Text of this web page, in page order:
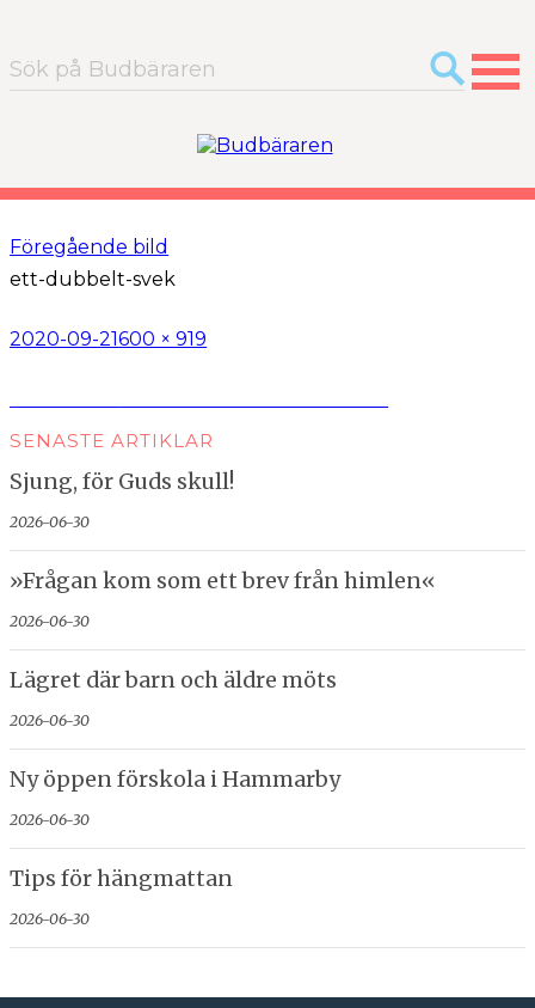
Sök
efter:
Föregående bild
ett-dubbelt-svek
Postat
2020-09-21Full
600 × 919
SENASTE ARTIKLAR
Sjung, för Guds skull!
2026-06-30
»Frågan kom som ett brev från himlen«
2026-06-30
Lägret där barn och äldre möts
2026-06-30
Ny öppen förskola i Hammarby
2026-06-30
Tips för hängmattan
2026-06-30